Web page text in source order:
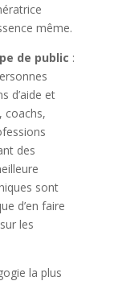
même.
de public :
d’aide et
coachs,
des
sont
d’en faire
les
la plus